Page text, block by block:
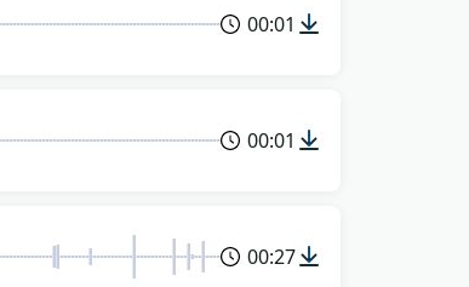
00:01
00:01
00:27